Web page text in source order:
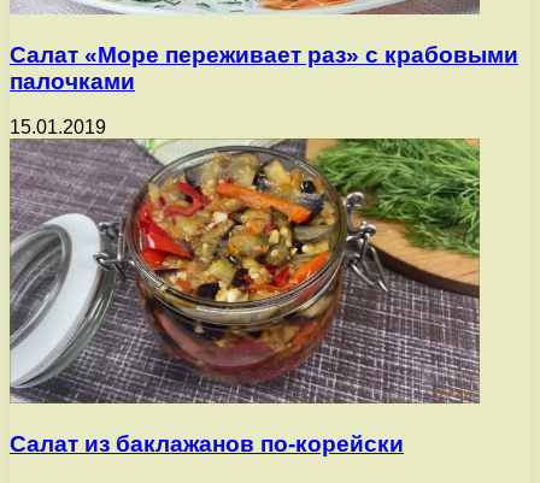
Салат «Море переживает раз» с крабовыми
палочками
15.01.2019
Салат из баклажанов по-корейски